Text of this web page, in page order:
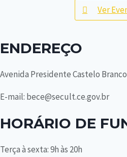
Ver
ENDEREÇO
Avenida Presidente Castelo
E-mail: bece@secult.ce.gov.br
HORÁRIO DE
Terça à sexta: 9h às 20h